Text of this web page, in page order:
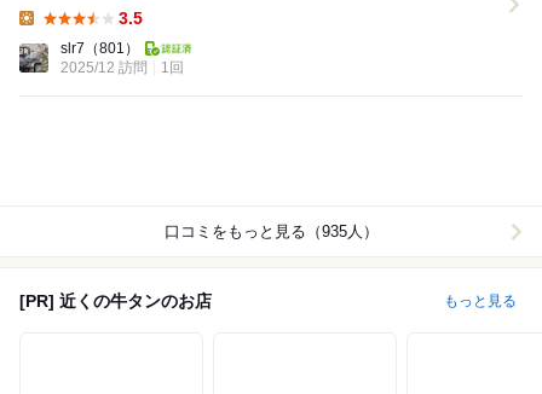
3.5
slr7 （801）
2025/12 訪問
1回
口コミをもっと見る（935人）
[PR] 近くの牛タンのお店 もっと見る